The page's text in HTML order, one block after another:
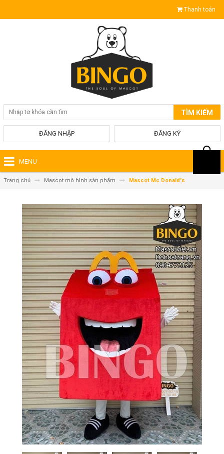
Thanh toán
TÌM KIẾM
ĐĂNG KÝ
ĐĂNG NHẬP
MENU
Trang chủ Mascot mô hình sản phẩm Mascot Mc Donald's